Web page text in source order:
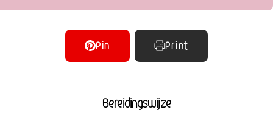
Pin Print
Bereidingswijze